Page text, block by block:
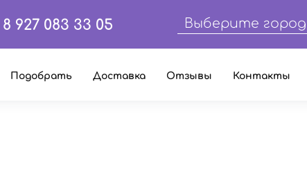
8 927 083 33 05 Выберите город
Подобрать Доставка Отзывы Контакты